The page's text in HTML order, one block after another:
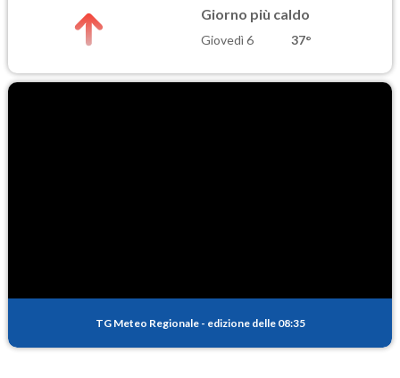
Giorno più caldo
Giovedì 6 37°
TG Meteo Regionale - edizione delle 08:35